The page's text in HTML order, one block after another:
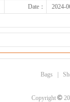
Date：
2024-
Bags
Copyright ©